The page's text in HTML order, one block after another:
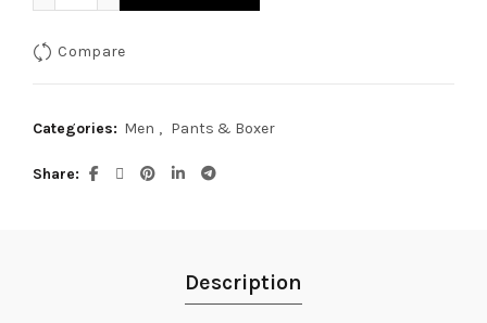
Compare
Categories: Men , Pants & Boxer
Share
Description